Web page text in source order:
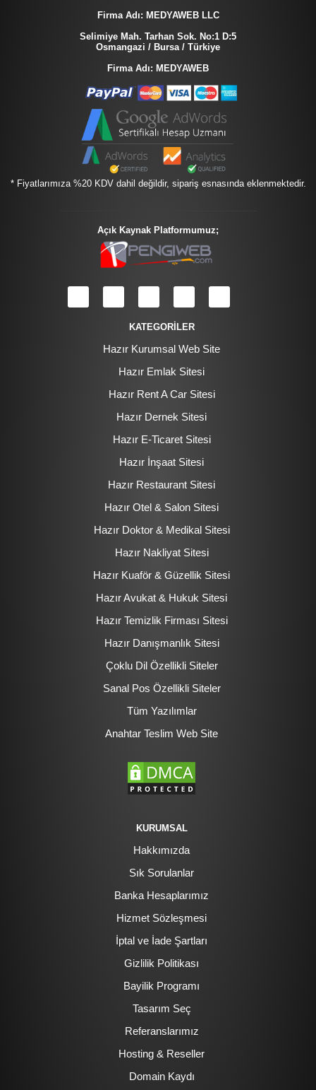
Firma Adı: MEDYAWEB LLC
Selimiye Mah. Tarhan Sok. No:1 D:5
Osmangazi / Bursa / Türkiye
Firma Adı: MEDYAWEB
* Fiyatlarımıza %20 KDV dahil değildir, sipariş esnasında eklenmektedir.
Açık Kaynak Platformumuz;
KATEGORİLER
Hazır Kurumsal Web Site
Hazır Emlak Sitesi
Hazır Rent A Car Sitesi
Hazır Dernek Sitesi
Hazır E-Ticaret Sitesi
Hazır İnşaat Sitesi
Hazır Restaurant Sitesi
Hazır Otel & Salon Sitesi
Hazır Doktor & Medikal Sitesi
Hazır Nakliyat Sitesi
Hazır Kuaför & Güzellik Sitesi
Hazır Avukat & Hukuk Sitesi
Hazır Temizlik Firması Sitesi
Hazır Danışmanlık Sitesi
Çoklu Dil Özellikli Siteler
Sanal Pos Özellikli Siteler
Tüm Yazılımlar
Anahtar Teslim Web Site
KURUMSAL
Hakkımızda
Sık Sorulanlar
Banka Hesaplarımız
Hizmet Sözleşmesi
İptal ve İade Şartları
Gizlilik Politikası
Bayilik Programı
Tasarım Seç
Referanslarımız
Hosting & Reseller
Domain Kaydı